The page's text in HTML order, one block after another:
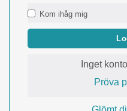
Kom ihåg mig
Inget
Pröva